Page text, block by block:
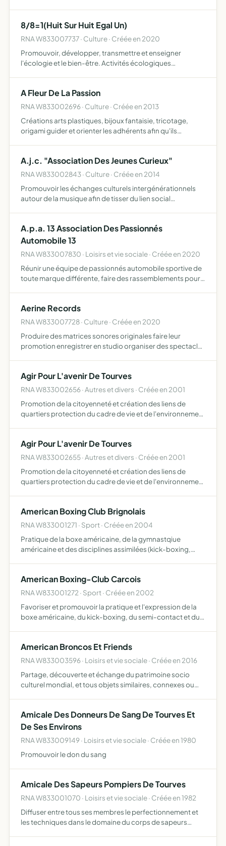
extérieurs et pos…
8/8=1(Huit Sur Huit Egal Un)
RNA W833007737 · Culture · Créée en 2020
Promouvoir, développer, transmettre et enseigner
l'écologie et le bien-être. Activités écologiques
donne comme moyens d…
A Fleur De La Passion
RNA W833002696 · Culture · Créée en 2013
Créations arts plastiques, bijoux fantaisie, tricotage,
origami guider et orienter les adhérents afin qu'ils
A.j.c. "Association Des Jeunes Curieux"
RNA W833002843 · Culture · Créée en 2014
Promouvoir les échanges culturels intergénérationnels
autour de la musique afin de tisser du lien social
perso…
A.p.a. 13 Association Des Passionnés
Automobile 13
RNA W833007830 · Loisirs et vie sociale · Créée en 2020
Réunir une équipe de passionnés automobile sportive de
toute marque différente, faire des rassemblements pour
Aerine Records
RNA W833007728 · Culture · Créée en 2020
Produire des matrices sonores originales faire leur
promotion enregistrer en studio organiser des spectacles
Agir Pour L'avenir De Tourves
RNA W833002656 · Autres et divers · Créée en 2001
Promotion de la citoyenneté et création des liens de
quartiers protection du cadre de vie et de l'environnement
Agir Pour L'avenir De Tourves
RNA W833002655 · Autres et divers · Créée en 2001
Promotion de la citoyenneté et création des liens de
quartiers protection du cadre de vie et de l'environnement
American Boxing Club Brignolais
RNA W833001271 · Sport · Créée en 2004
Pratique de la boxe américaine, de la gymnastqiue
américaine et des disciplines assimilées (kick-boxing,
American Boxing-Club Carcois
RNA W833001272 · Sport · Créée en 2002
Favoriser et promouvoir la pratique et l'expression de la
boxe américaine, du kick-boxing, du semi-contact et du
American Broncos Et Friends
RNA W833003596 · Loisirs et vie sociale · Créée en 2016
Partage, découverte et échange du patrimoine socio
culturel mondial, et tous objets similaires, connexes ou
Amicale Des Donneurs De Sang De Tourves Et
De Ses Environs
RNA W833009149 · Loisirs et vie sociale · Créée en 1980
Promouvoir le don du sang
Amicale Des Sapeurs Pompiers De Tourves
RNA W833001070 · Loisirs et vie sociale · Créée en 1982
Diffuser entre tous ses membres le perfectionnement et
les techniques dans le domaine du corps de sapeurs